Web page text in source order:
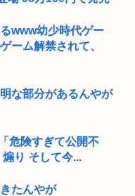
www幼少時代ゲー
ーム解禁されて、
な部分があるんやが
危険すぎて公開不
り そして今...
たんやが